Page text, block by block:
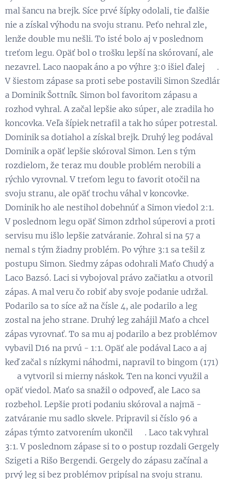
mal šancu na brejk. Síce prvé šípky odolali, tie ďalšie
nie a získal výhodu na svoju stranu. Peťo nehral zle,
lenže double mu nešli. To isté bolo aj v poslednom
treťom legu. Opäť bol o trošku lepší na skórovaní, ale
nezavrel. Laco naopak áno a po výhre 3:0 išiel ďalej 💪.
V šiestom zápase sa proti sebe postavili Simon Szedlár
a Dominik Šottník. Simon bol favoritom zápasu a
rozhod vyhral. A začal lepšie ako súper, ale zradila ho
koncovka. Veľa šípiek netrafil a tak ho súper potrestal.
Dominik sa dotiahol a získal brejk. Druhý leg podával
Dominik a opäť lepšie skóroval Simon. Len s tým
rozdielom, že teraz mu double problém nerobili a
rýchlo vyrovnal. V treťom legu to favorit otočil na
svoju stranu, ale opäť trochu váhal v koncovke.
Dominik ho ale nestihol dobehnúť a Simon viedol 2:1.
V poslednom legu opäť Simon zdrhol súperovi a proti
servisu mu išlo lepšie zatváranie. Zohral si na 57 a
nemal s tým žiadny problém. Po výhre 3:1 sa tešil z
postupu Simon. Siedmy zápas odohrali Maťo Chudý a
Laco Bazsó. Laci si vybojoval právo začiatku a otvoril
zápas. A mal veru čo robiť aby svoje podanie udržal.
Podarilo sa to síce až na čísle 4, ale podarilo a leg
zostal na jeho strane. Druhý leg zahájil Maťo a chcel
zápas vyrovnať. To sa mu aj podarilo a bez problémov
vybavil D16 na prvú - 1:1. Opäť ale podával Laco a aj
keď začal s nízkymi náhodmi, napravil to bingom (171)
💪 a vytvoril si mierny náskok. Ten na konci využil a
opäť viedol. Maťo sa snažil o odpoveď, ale Laco sa
rozbehol. Lepšie proti podaniu skóroval a najmä -
zatváranie mu sadlo skvele. Pripravil si číslo 96 a
zápas týmto zatvorením ukončil 👏. Laco tak vyhral
3:1. V poslednom zápase si to o postup rozdali Gergely
Szigeti a Rišo Bergendi. Gergely do zápasu začínal a
prvý leg si bez problémov pripísal na svoju stranu.